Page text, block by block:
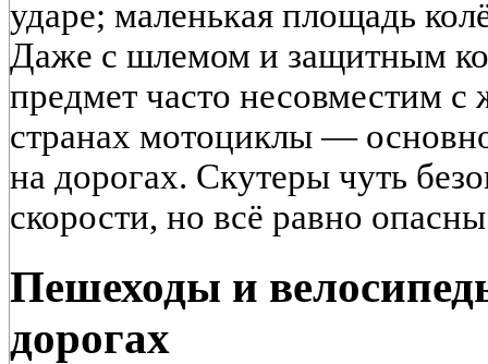
ударе; маленькая площадь
Даже с шлемом и защитным
предмет часто несовместим
странах мотоциклы —
на дорогах. Скутеры чуть
скорости, но всё равно
Пешеходы и
дорогах